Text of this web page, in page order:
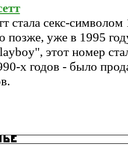
стала секс-
позже, уже в 1995
этот номер
х годов - было